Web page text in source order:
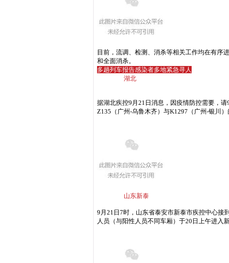
目前，流调、检测、消杀等相关工作均在有序
和全面消杀。
多趟列车报告感染者多地紧急寻人
湖北
据湖北疾控9月21日消息，因疫情防控需要，
Z135（广州-乌鲁木齐）与K1297（广州-银川
山东新泰
9月21日7时，山东省泰安市新泰市疾控中心接
人员（与阳性人员不同车厢）于20日上午进入